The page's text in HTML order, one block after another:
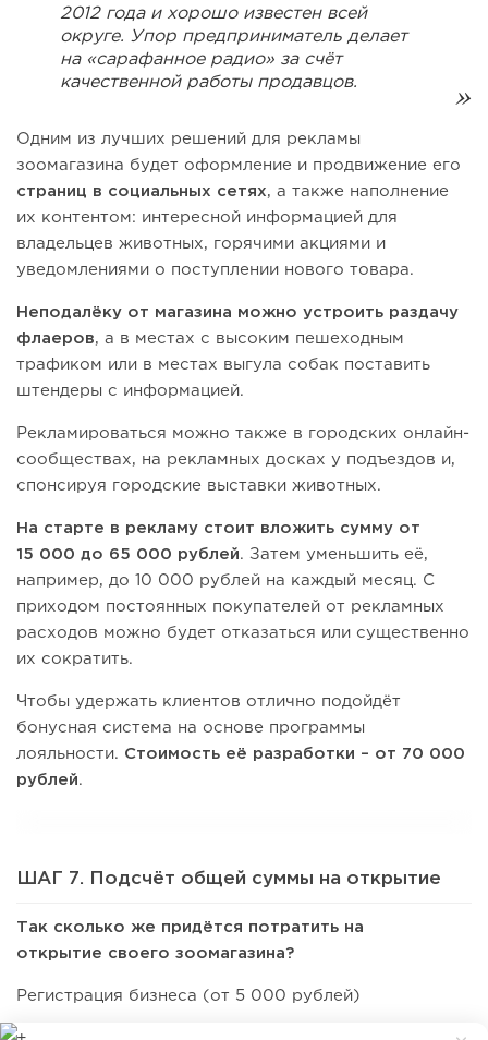
2012 года и хорошо известен всей
округе. Упор предприниматель делает
на «сарафанное радио» за счёт
качественной работы продавцов.
Одним из лучших решений для рекламы
зоомагазина будет оформление и продвижение его
страниц в социальных сетях, а также наполнение
их контентом: интересной информацией для
владельцев животных, горячими акциями и
уведомлениями о поступлении нового товара.
Неподалёку от магазина можно устроить раздачу
флаеров, а в местах с высоким пешеходным
трафиком или в местах выгула собак поставить
штендеры с информацией.
Рекламироваться можно также в городских онлайн-
сообществах, на рекламных досках у подъездов и,
спонсируя городские выставки животных.
На старте в рекламу стоит вложить сумму от
15 000 до 65 000 рублей. Затем уменьшить её,
например, до 10 000 рублей на каждый месяц. С
приходом постоянных покупателей от рекламных
расходов можно будет отказаться или существенно
их сократить.
Чтобы удержать клиентов отлично подойдёт
бонусная система на основе программы
лояльности. Стоимость её разработки – от 70 000
рублей.
ШАГ 7. Подсчёт общей суммы на открытие
Так сколько же придётся потратить на
открытие своего зоомагазина?
Регистрация бизнеса (от 5 000 рублей)